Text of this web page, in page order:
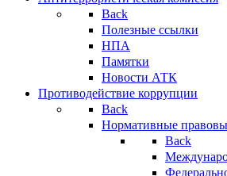
Back
Полезные ссылки
НПА
Памятки
Новости АТК
Противодействие коррупции
Back
Нормативные
Back